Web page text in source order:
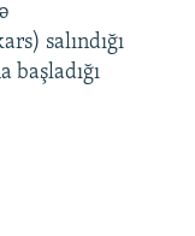
720p
1080p
salındığı
başladığı